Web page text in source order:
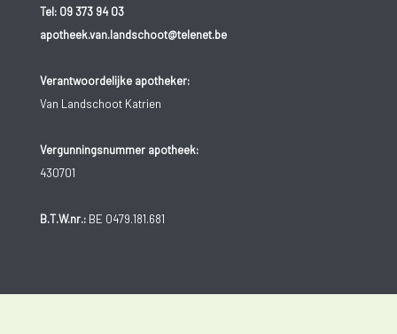
Tel: 09 373 94 03
apotheek.van.landschoot@telenet.be
Verantwoordelijke apotheker:
Van Landschoot Katrien
Vergunningsnummer apotheek:
430701
B.T.W.nr.:BE 0479.181.681